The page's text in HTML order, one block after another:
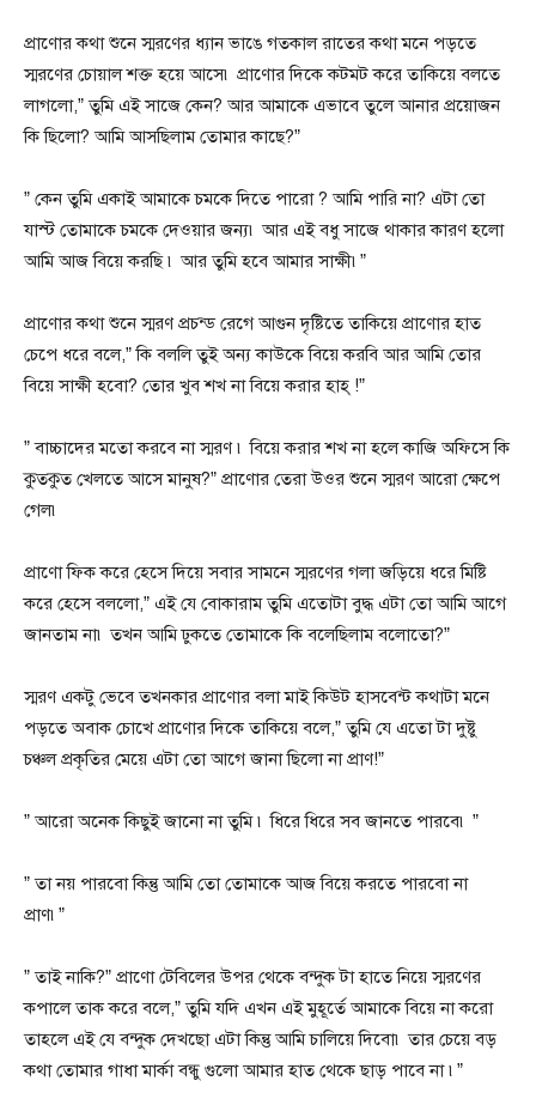
প্রাণোর কথা শুনে স্মরণের ধ্যান ভাঙে গতকাল রাতের কথা মনে পড়তে
স্মরণের চোয়াল শক্ত হয়ে আসে৷ প্রাণোর দিকে কটমট করে তাকিয়ে বলতে
লাগলো,” তুমি এই সাজে কেন? আর আমাকে এভাবে তুলে আনার প্রয়োজন
কি ছিলো? আমি আসছিলাম তোমার কাছে?”
” কেন তুমি একাই আমাকে চমকে দিতে পারো ? আমি পারি না? এটা তো
যাস্ট তোমাকে চমকে দেওয়ার জন্য৷ আর এই বধু সাজে থাকার কারণ হলো
আমি আজ বিয়ে করছি ৷ আর তুমি হবে আমার সাক্ষী৷”
প্রাণোর কথা শুনে স্মরণ প্রচন্ড রেগে আগুন দৃষ্টিতে তাকিয়ে প্রাণোর হাত
চেপে ধরে বলে,” কি বললি তুই অন্য কাউকে বিয়ে করবি আর আমি তোর
বিয়ে সাক্ষী হবো? তোর খুব শখ না বিয়ে করার হাহ্ !”
” বাচ্চাদের মতো করবে না স্মরণ ৷ বিয়ে করার শখ না হলে কাজি অফিসে কি
কুতকুত খেলতে আসে মানুষ?” প্রাণোর তেরা উওর শুনে স্মরণ আরো ক্ষেপে
গেল৷
প্রাণো ফিক করে হেসে দিয়ে সবার সামনে স্মরণের গলা জড়িয়ে ধরে মিষ্টি
করে হেসে বললো,” এই যে বোকারাম তুমি এতোটা বুদ্ধ এটা তো আমি আগে
জানতাম না৷ তখন আমি ঢুকতে তোমাকে কি বলেছিলাম বলোতো?”
স্মরণ একটু ভেবে তখনকার প্রাণোর বলা মাই কিউট হাসবেন্ট কথাটা মনে
পড়তে অবাক চোখে প্রাণোর দিকে তাকিয়ে বলে,” তুমি যে এতো টা দুষ্টু
চঞ্চল প্রকৃতির মেয়ে এটা তো আগে জানা ছিলো না প্রাণ!”
” আরো অনেক কিছুই জানো না তুমি ৷ ধিরে ধিরে সব জানতে পারবে৷ ”
” তা নয় পারবো কিন্তু আমি তো তোমাকে আজ বিয়ে করতে পারবো না
প্রাণ৷”
” তাই নাকি?” প্রাণো টেবিলের উপর থেকে বন্দুক টা হাতে নিয়ে স্মরণের
কপালে তাক করে বলে,” তুমি যদি এখন এই মুহূর্তে আমাকে বিয়ে না করো
তাহলে এই যে বন্দুক দেখছো এটা কিন্তু আমি চালিয়ে দিবো৷ তার চেয়ে বড়
কথা তোমার গাধা মার্কা বন্ধু গুলো আমার হাত থেকে ছাড় পাবে না ৷”